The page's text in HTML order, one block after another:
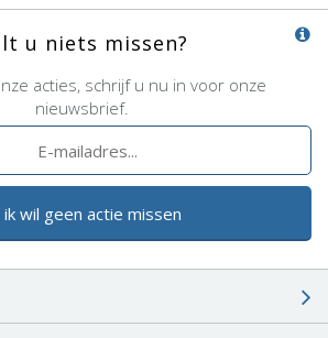
u niets missen?
acties, schrijf u nu in voor onze
nieuwsbrief.
ik wil geen actie missen